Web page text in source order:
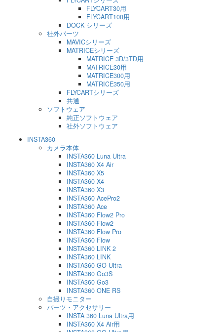
FLYCART30用
FLYCART100用
DOCK シリーズ
社外パーツ
MAVICシリーズ
MATRICEシリーズ
MATRICE 3D/3TD用
MATRICE30用
MATRICE300用
MATRICE350用
FLYCARTシリーズ
共通
ソフトウェア
純正ソフトウェア
社外ソフトウェア
INSTA360
カメラ本体
INSTA360 Luna Ultra
INSTA360 X4 Air
INSTA360 X5
INSTA360 X4
INSTA360 X3
INSTA360 AcePro2
INSTA360 Ace
INSTA360 Flow2 Pro
INSTA360 Flow2
INSTA360 Flow Pro
INSTA360 Flow
INSTA360 LINK 2
INSTA360 LINK
INSTA360 GO Ultra
INSTA360 Go3S
INSTA360 Go3
INSTA360 ONE RS
自撮りモニター
パーツ・アクセサリー
INSTA 360 Luna Ultra用
INSTA360 X4 Air用